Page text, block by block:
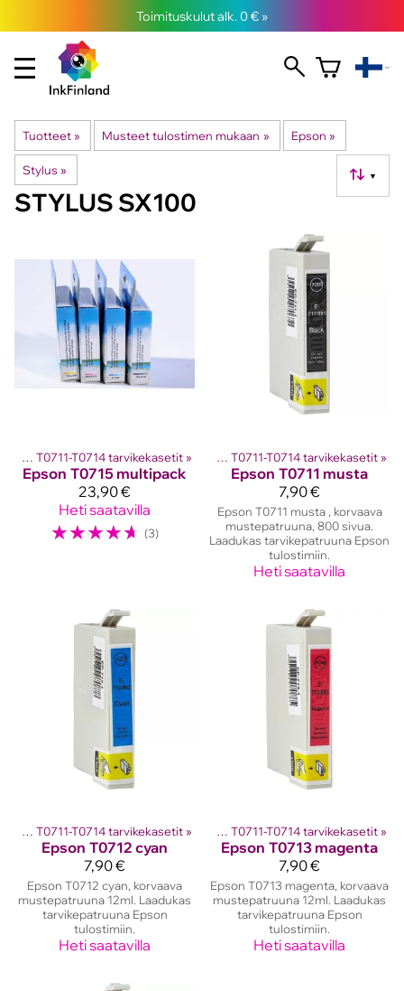
Toimituskulut alk. 0 € »
Tuotteet ‪» Musteet tulostimen mukaan ‪» Epson ‪»
Stylus ‪» ▼
STYLUS SX100
Epson T0711-T0714 tarvikekasetit ‪»
Epson T0715 multipack
23,90 €
Heti saatavilla
☆☆☆☆☆ (3)
kasetit‪»Epson mustekasetit ‪» Epson T0711-T0714 tarvikekasetit ‪»
Epson T0711 musta
7,90 €
Epson T0711 musta , korvaava
mustepatruuna, 800 sivua.
Laadukas tarvikepatruuna Epson
tulostimiin.
Heti saatavilla
Epson T0711-T0714 tarvikekasetit ‪»
Epson T0712 cyan
7,90 €
Epson T0712 cyan, korvaava
mustepatruuna 12ml. Laadukas
tarvikepatruuna Epson
tulostimiin.
Heti saatavilla
kasetit‪»Epson mustekasetit ‪» Epson T0711-T0714 tarvikekasetit ‪»
Epson T0713 magenta
7,90 €
Epson T0713 magenta, korvaava
mustepatruuna 12ml. Laadukas
tarvikepatruuna Epson
tulostimiin.
Heti saatavilla